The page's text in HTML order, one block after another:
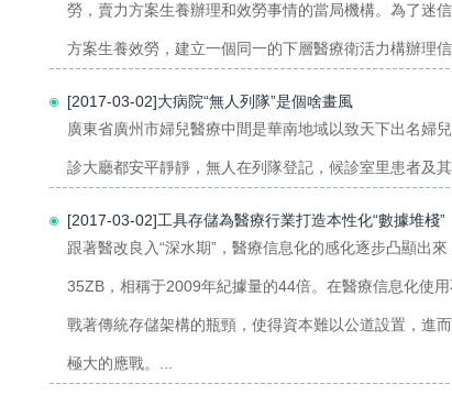
勞，賣力方案生養辦理和效勞事情的當局機構。為了迷
方案生養效勞，建立一個同一的下層醫療衛活力構辦理
[2017-03-02]大病院“無人列隊”是個啥畫風
廣東省廣州市婦兒醫療中間是華南地域以致天下出名婦
診大廳都安平靜靜，無人在列隊登記，候診室里患者及
[2017-03-02]工具存儲為醫療行業打造本性化“數據堆棧”
跟著醫改良入“深水期”，醫療信息化的感化逐步凸顯出
35ZB，相稱于2009年紀據量的44倍。在醫療信息化使
戰著傳統存儲架構的瓶頸，使得資本難以公道設置，進
極大的應戰。...